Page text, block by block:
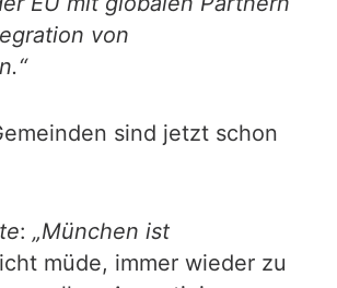
von
sind jetzt schon
: „München ist
müde, immer wieder zu